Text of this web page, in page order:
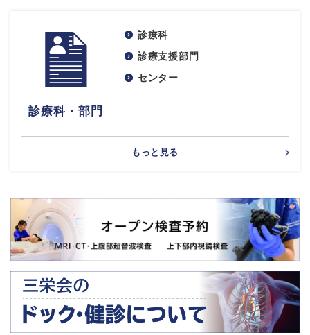
診療科・部門
診療科
診療支援部門
センター
もっと見る